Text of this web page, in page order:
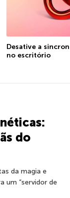
Desative a
no escritório
do
da magia e
um “servidor de